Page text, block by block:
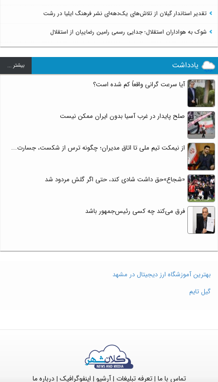
تقدیر استاندار گیلان از تلاش‌های یک‌دهه‌ای نشر فرهنگ ایلیا در رشت
شوک به هواداران استقلال؛ جدایی رسمی رامین رضاییان از استقلال
یادداشت بيشتر ...
آیا سرعت گرانی واقعاً کم شده است؟
صلح پایدار در غرب آسیا بدون ایران ممکن نیست
از نیمکت تیم ملی تا اتاق مدیران؛ چگونه ترس از شکست، جسارت...
«شجاع»حق داشت شادی کند، حتی اگر گلش مردود شد
فرق می‌کند چه کسی رئیس‌جمهور باشد
بهترین آموزشگاه ارز دیجیتال در مشهد
گیل تایم
تماس با ما |تعرفه تبلیغات |آرشیو | اینفوگرافیک |درباره ما